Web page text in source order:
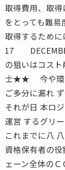
取得費用、取
をとっても難易
取得するため
17
の狙いはコス
士★★ 今や環境
ご多分に漏れ
それが日 本ロ
運営 するグリ
これまでに八
資格保有者の
ェーン全体の